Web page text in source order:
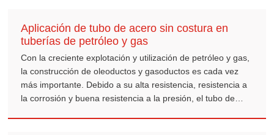
corrosión.
Aplicación de tubo de acero sin costura en
tuberías de petróleo y gas
Con la creciente explotación y utilización de petróleo y gas,
la construcción de oleoductos y gasoductos es cada vez
más importante. Debido a su alta resistencia, resistencia a
la corrosión y buena resistencia a la presión, el tubo de